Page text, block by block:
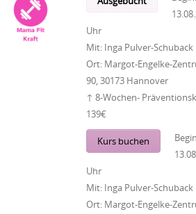
Uhr
Mit: Inga Pulver-Schuback
Ort: Margot-Engelke-
90, 30173 Hannover
↑ 8-Wochen-
139€
Kurs buchen
Uhr
Mit: Inga Pulver-Schuback
Ort: Margot-Engelke-